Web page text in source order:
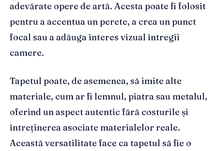
adevărate opere de artă. Acesta poate fi folosit
pentru a accentua un perete, a crea un punct
focal sau a adăuga interes vizual întregii
camere.
Tapetul poate, de asemenea, să imite alte
materiale, cum ar fi lemnul, piatra sau metalul,
oferind un aspect autentic fără costurile și
întreținerea asociate materialelor reale.
Această versatilitate face ca tapetul să fie o